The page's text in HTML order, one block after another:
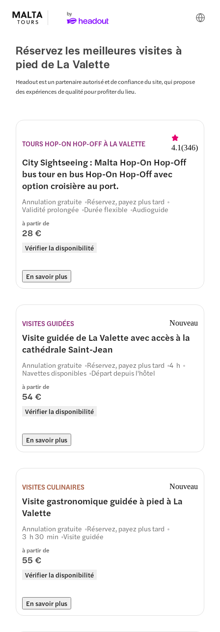
Réservez les meilleures visites à
pied de La Valette
Headout est un partenaire autorisé et de confiance du site, qui propose
des expériences de qualité pour profiter du lieu.
TOURS HOP-ON HOP-OFF À LA VALETTE 4.1(346)
City Sightseeing : Malta Hop-On Hop-Off
bus tour en bus Hop-On Hop-Off avec
option croisière au port.
à partir de
28 €
Vérifier la disponibilité
Annulation gratuite Réservez, payez plus tard
Validité prolongée Durée flexible Audioguide
En savoir plus
VISITES GUIDÉES Nouveau
Visite guidée de La Valette avec accès à la
cathédrale Saint-Jean
à partir de
54 €
Vérifier la disponibilité
Annulation gratuite Réservez, payez plus tard 4 h
Navettes disponibles Départ depuis l'hôtel
En savoir plus
VISITES CULINAIRES Nouveau
Visite gastronomique guidée à pied à La
Valette
à partir de
55 €
Vérifier la disponibilité
Annulation gratuite Réservez, payez plus tard
3 h 30 min Visite guidée
En savoir plus